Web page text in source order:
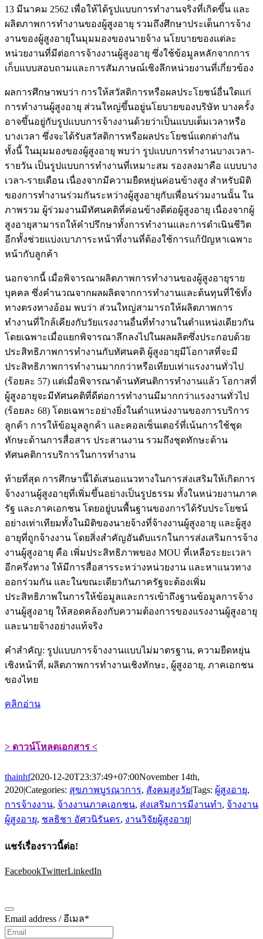
13 มีนาคม 2562 เพื่อให้ได้รูปแบบการทำงานจริงที่เกิดขึ้น และ
ผลิตภาพการทำงานของผู้สูงอายุ รวมถึงศึกษาประเด็นการจ้าง
งานของผู้สูงอายุในมุมมองของนายจ้าง นโยบายของแต่ละ
หน่วยงานที่มีต่อการจ้างงานผู้สูงอายุ ซึ่งใช้ข้อมูลหลักจากการ
เก็บแบบสอบถามและการสัมภาษณ์เชิงลึกหน่วยงานที่เกี่ยวข้อง
ผลการศึกษาพบว่า การให้สวัสดิการหรือผลประโยชน์อื่นใดแก่
การทำงานผู้สูงอายุ ส่วนใหญ่ขึ้นอยู่นโยบายของบริษัท บางครั้ง
อาจขึ้นอยู่กับรูปแบบการจ้างงานด้วยว่าเป็นแบบเต็มเวลาหรือ
บางเวลา ซึ่งจะได้รับสวัสดิการหรือผลประโยชน์แตกต่างกัน
ทั้งนี้ ในมุมมองของผู้สูงอายุ พบว่า รูปแบบการทำงานบางเวลา-
รายวัน เป็นรูปแบบการทำงานที่เหมาะสม รองลงมาคือ แบบบาง
เวลา-รายเดือน เนื่องจากมีความยืดหยุ่นค่อนข้างสูง สำหรับมิติ
ของการทำงานร่วมกันระหว่างผู้สูงอายุกับเพื่อนร่วมงานนั้น ใน
ภาพรวม ผู้ร่วมงานมีทัศนคติที่ค่อนข้างดีต่อผู้สูงอายุ เนื่องจากผู้
สูงอายุสามารถให้คำปรึกษาทั้งการทำงานและการดำเนินชีวิต
อีกทั้งช่วยแบ่งเบาภาระหน้าที่งานที่ต้องใช้การแก้ปัญหาเฉพาะ
หน้ากับลูกค้า
นอกจากนี้ เมื่อพิจารณาผลิตภาพการทำงานของผู้สูงอายุราย
บุคคล ซึ่งคำนวณจากผลผลิตจากการทำงานและต้นทุนที่ใช้ทั้ง
ทางตรงทางอ้อม พบว่า ส่วนใหญ่สามารถให้ผลิตภาพการ
ทำงานที่ใกล้เคียงกับวัยแรงงานอื่นที่ทำงานในตำแหน่งเดียวกัน
โดยเฉพาะเมื่อแยกพิจารณาลึกลงไปในผลผลิตซึ่งประกอบด้วย
ประสิทธิภาพการทำงานกับทัศนคติ ผู้สูงอายุมีโอกาสที่จะมี
ประสิทธิภาพการทำงานมากกว่าหรือเทียบเท่าแรงงานทั่วไป
(ร้อยละ 57) แต่เมื่อพิจารณาด้านทัศนติการทำงานแล้ว โอกาสที่
ผู้สูงอายุจะมีทัศนคติที่ดีต่อการทำงานมีมากกว่าแรงงานทั่วไป
(ร้อยละ 68) โดยเฉพาะอย่างยิ่งในตำแหน่งงานของการบริการ
ลูกค้า การให้ข้อมูลลูกค้า และคอลเซ็นเตอร์ที่เน้นการใช้ชุด
ทักษะด้านการสื่อสาร ประสานงาน รวมถึงชุดทักษะด้าน
ทัศนคติการบริการในการทำงาน
ท้ายที่สุด การศึกษานี้ได้เสนอแนวทางในการส่งเสริมให้เกิดการ
จ้างงานผู้สูงอายุที่เพิ่มขึ้นอย่างเป็นรูปธรรม ทั้งในหน่วยงานภาค
รัฐ และภาคเอกชน โดยอยู่บนพื้นฐานของการได้รับประโยชน์
อย่างเท่าเทียมทั้งในมิติของนายจ้างที่จ้างงานผู้สูงอายุ และผู้สูง
อายุที่ถูกจ้างงาน โดยสิ่งสำคัญอันดับแรกในการส่งเสริมการจ้าง
งานผู้สูงอายุ คือ เพิ่มประสิทธิภาพของ MOU ที่เหลือระยะเวลา
อีกครึ่งทาง ให้มีการสื่อสารระหว่างหน่วยงาน และหาแนวทาง
ออกร่วมกัน และในขณะเดียวกันภาครัฐจะต้องเพิ่ม
ประสิทธิภาพในการให้ข้อมูลและการเข้าถึงฐานข้อมูลการจ้าง
งานผู้สูงอายุ ให้สอดคล้องกับความต้องการของแรงงานผู้สูงอายุ
และนายจ้างอย่างแท้จริง
คำสำคัญ: รูปแบบการจ้างงานแบบไม่มาตรฐาน, ความยืดหยุ่น
เชิงหน้าที่, ผลิตภาพการทำงานเชิงทักษะ, ผู้สูงอายุ, ภาคเอกชน
ของไทย
คลิกอ่าน
> ดาวน์โหลดเอกสาร <
thainhf2020-12-20T23:37:49+07:00November 14th,
2020|Categories: สุขภาพบูรณาการ, สังคมสูงวัย|Tags: ผู้สูงอายุ,
การจ้างงาน, จ้างงานภาคเอกชน, ส่งเสริมการมีงานทำ, จ้างงาน
ผู้สูงอายุ, ชลธิชา อัศวนิรันดร, งานวิจัยผู้สูงอายุ|
แชร์เรื่องราวนี้ต่อ!
FacebookTwitterLinkedIn
Email address / อีเมล*